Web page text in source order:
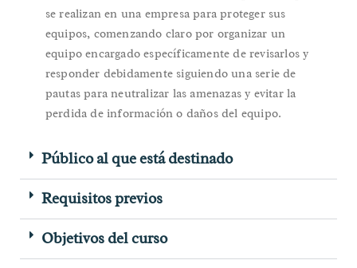
se realizan en una empresa para proteger sus
equipos, comenzando claro por organizar un
equipo encargado específicamente de revisarlos y
responder debidamente siguiendo una serie de
pautas para neutralizar las amenazas y evitar la
perdida de información o daños del equipo.
Público al que está destinado
Requisitos previos
Objetivos del curso